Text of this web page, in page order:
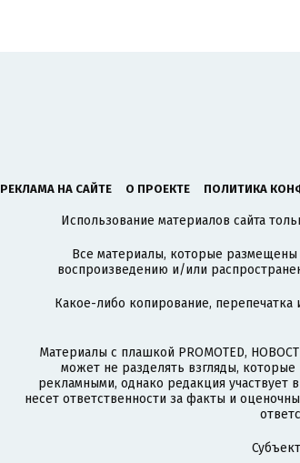
РЕКЛАМА НА САЙТЕ О ПРОЕКТЕ ПОЛИТИКА
Использование материалов сайта
Все материалы, которые размещены
воспроизведению и/или
Какое-либо копирование,
Материалы с плашкой PROMOTED,
может не разделять взгляды,
рекламными, однако редакция участвует
несет ответственности за факты и